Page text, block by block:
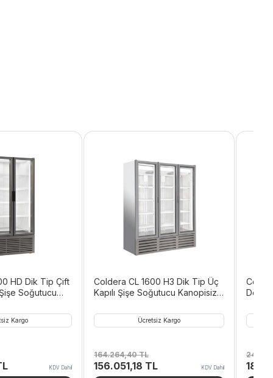
HD Dik Tip Çift
Soğutucu
Kargo
KDV Dahil
Coldera CL 1600 H3 Dik Tip Üç
Kapılı Şişe Soğutucu Kanopisiz
Ücretsiz Kargo
164.264,40TL
Orijinal
156.051,18 TL KDV Dahil
Dört